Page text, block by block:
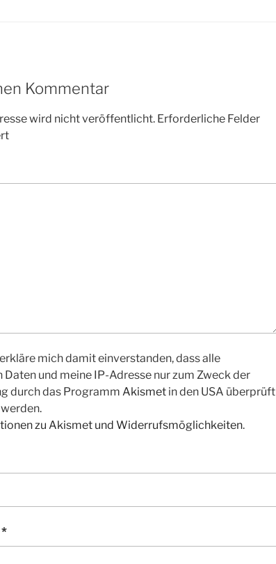
Kommentar
wird nicht veröffentlicht. Erforderliche Felder
mich damit einverstanden, dass alle
Daten und meine IP-Adresse nur zum Zweck der
durch das Programm Akismet in den USA überprüft
zu Akismet und Widerrufsmöglichkeiten.
*